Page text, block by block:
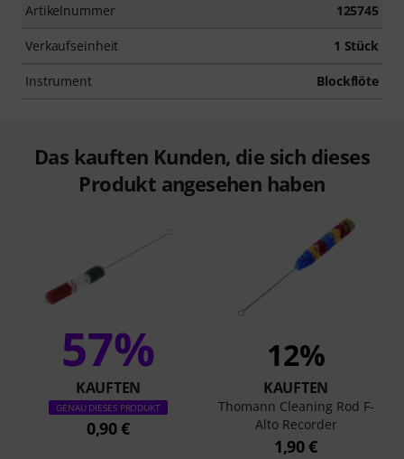
Artikelnummer 125745
Verkaufseinheit 1 Stück
Instrument Blockflöte
Das kauften Kunden, die sich dieses
Produkt angesehen haben
57%
KAUFTEN
GENAU DIESES PRODUKT
0,90 €
12%
KAUFTEN
Thomann Cleaning Rod F-
Alto Recorder
1,90 €